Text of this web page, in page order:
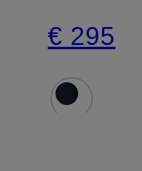
corduroy
€ 295